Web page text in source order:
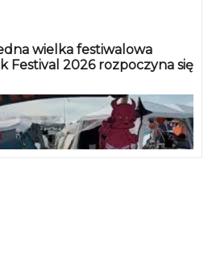
wielka festiwalowa
Festival 2026 rozpoczyna się